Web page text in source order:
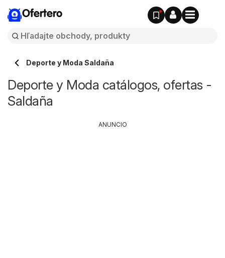
Ofertero
Deporte y Moda Saldaña
Deporte y Moda catálogos, ofertas -
Saldaña
ANUNCIO